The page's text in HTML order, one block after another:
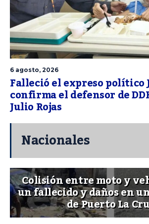
6 agosto, 2026
Falleció el expreso político
confirma el defensor de
Julio Rojas
Nacionales
Colisión entre moto y
un fallecido y daños en
de Puerto La